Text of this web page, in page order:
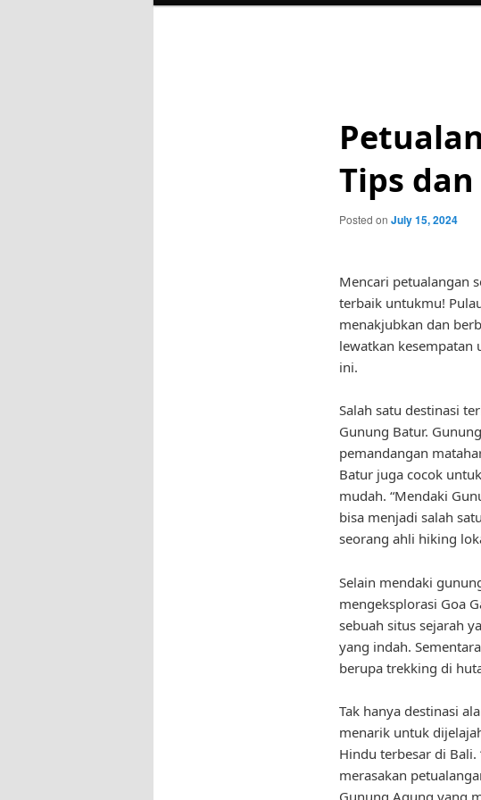
Tips
Posted on July 15, 2024
Mencari petualangan
terbaik untukmu!
menakjubkan dan
lewatkan kesempatan
ini.
Salah satu destinasi
Gunung Batur.
pemandangan
Batur juga cocok
mudah. “Mendaki
bisa menjadi salah
seorang ahli hiking
Selain mendaki
mengeksplorasi Goa
sebuah situs sejarah
yang indah.
berupa trekking di
Tak hanya destinasi
menarik untuk
Hindu terbesar di Bali.
merasakan